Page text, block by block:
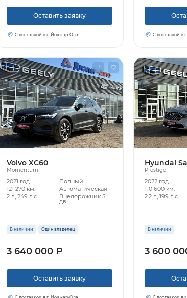
Оставить заявку
С доставкой в г. Йошкар-Ола С доставкой в
Volvo XC60
Momentum
2021 год
Полный
121 270 км.
Автоматическая
2 л, 249 л.с.
Внедорожник 5
дв.
В наличии Один владелец
3 640 000 ₽
Оставить заявку
Hyundai
Prestige
2022 год
110 600 км.
2.2 л, 199 л.с.
В наличии
3 600